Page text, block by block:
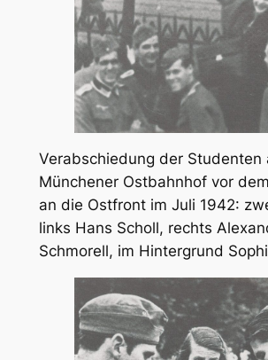
Verabschiedung der Studenten
Münchener Ostbahnhof vor
an die Ostfront im Juli 1942:
links Hans Scholl, rechts
Schmorell, im Hintergrund